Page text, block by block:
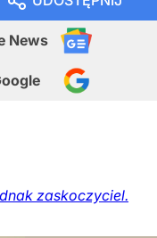
News
zaskoczyciel.